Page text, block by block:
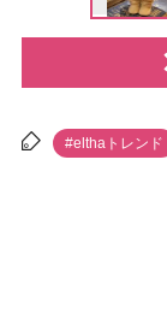
#elthaトレンド